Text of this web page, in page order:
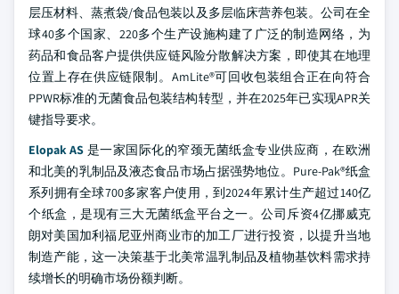
层压材料、蒸煮袋/食品包装以及多层临床营养包装。公司在全
球40多个国家、220多个生产设施构建了广泛的制造网络，为
药品和食品客户提供供应链风险分散解决方案，即使其在地理
位置上存在供应链限制。AmLite®可回收包装组合正在向符合
PPWR标准的无菌食品包装结构转型，并在2025年已实现APR关
键指导要求。
Elopak AS 是一家国际化的窄颈无菌纸盒专业供应商，在欧洲
和北美的乳制品及液态食品市场占据强势地位。Pure-Pak®纸盒
系列拥有全球700多家客户使用，到2024年累计生产超过140亿
个纸盒，是现有三大无菌纸盒平台之一。公司斥资4亿挪威克
朗对美国加利福尼亚州商业市的加工厂进行投资，以提升当地
制造产能，这一决策基于北美常温乳制品及植物基饮料需求持
续增长的明确市场份额判断。